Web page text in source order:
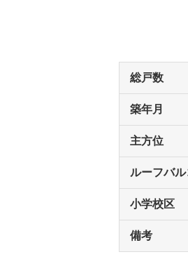
総戸数
築年月
主方位
ルーフバ
小学校区
備考